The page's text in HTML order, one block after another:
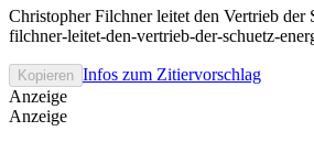
Christopher Filchner leitet den Vertrieb der
filchner-leitet-den-vertrieb-der-schuetz-
Kopieren Infos zum Zitiervorschlag
Anzeige
Anzeige